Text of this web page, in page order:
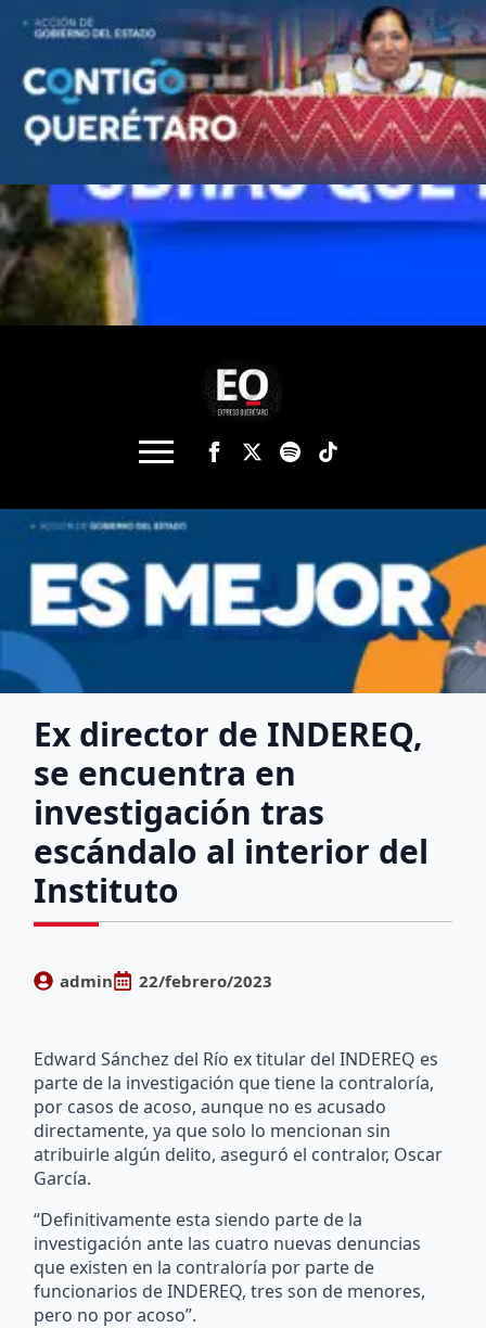
Ex director de INDEREQ,
se encuentra en
investigación tras
escándalo al interior del
Instituto
admin 22/febrero/2023
Edward Sánchez del Río ex titular del INDEREQ es
parte de la investigación que tiene la contraloría,
por casos de acoso, aunque no es acusado
directamente, ya que solo lo mencionan sin
atribuirle algún delito, aseguró el contralor, Oscar
García.
“Definitivamente esta siendo parte de la
investigación ante las cuatro nuevas denuncias
que existen en la contraloría por parte de
funcionarios de INDEREQ, tres son de menores,
pero no por acoso”.